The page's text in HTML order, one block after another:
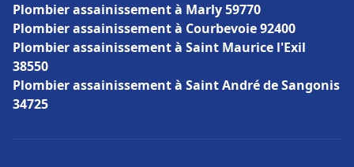
Plombier assainissement à Marly 59770
Plombier assainissement à Courbevoie 92400
Plombier assainissement à Saint Maurice l'Exil
38550
Plombier assainissement à Saint André de Sangonis
34725